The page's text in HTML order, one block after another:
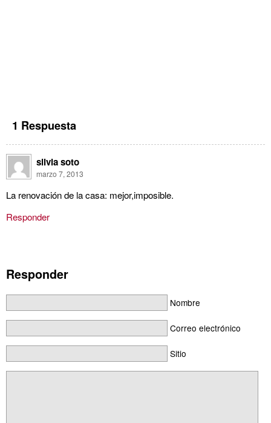
1 Respuesta
silvia soto
marzo 7, 2013
La renovación de la casa: mejor,imposible.
Responder
Responder
Nombre
Correo electrónico
Sitio